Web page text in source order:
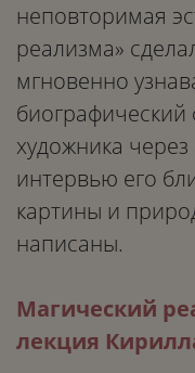
неповторимая
реализма»
мгновенно
биографический
художника
интервью его
картины и
написаны.
Магический
лекция